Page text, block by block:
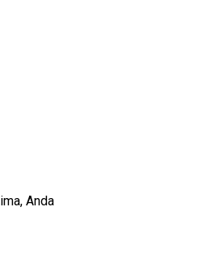
Anda